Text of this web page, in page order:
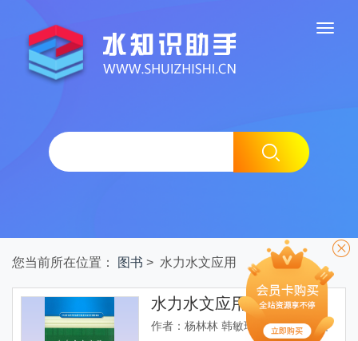
您当前所在位置： 图书 > 水力水文应用
水力水文应用
作者：杨林林 韩敏琦 王成志 张海文